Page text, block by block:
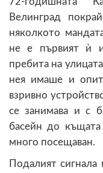
Велинград
няколкото
не е първият ѝ
пребита на
нея имаше и
взривно
се занимава и с
басейн до
много посещаван.
Подалият